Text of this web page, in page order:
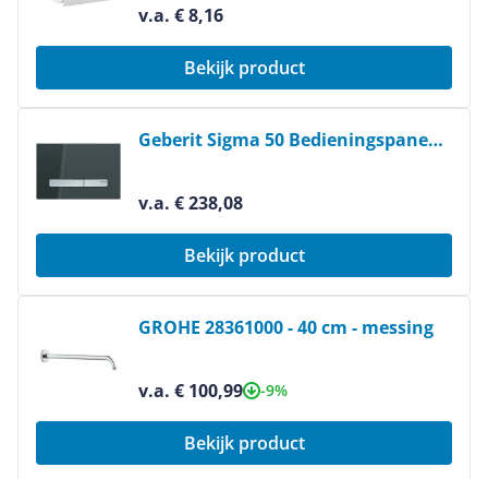
v.a. € 8,16
Bekijk product
Geberit Sigma 50 Bedieningspaneel
Rookglas / Chroom
v.a. € 238,08
Bekijk product
GROHE 28361000 - 40 cm - messing
v.a. € 100,99 -9%
Bekijk product